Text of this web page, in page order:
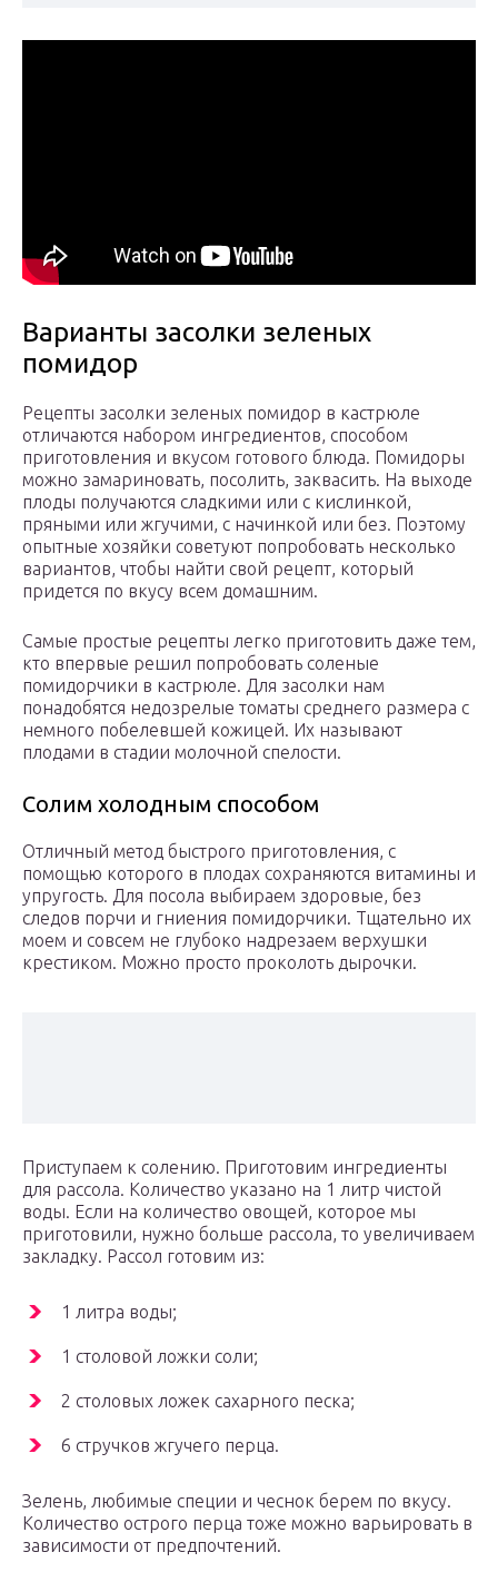
Варианты засолки зеленых
помидор
Рецепты засолки зеленых помидор в кастрюле
отличаются набором ингредиентов, способом
приготовления и вкусом готового блюда. Помидоры
можно замариновать, посолить, заквасить. На выходе
плоды получаются сладкими или с кислинкой,
пряными или жгучими, с начинкой или без. Поэтому
опытные хозяйки советуют попробовать несколько
вариантов, чтобы найти свой рецепт, который
придется по вкусу всем домашним.
Самые простые рецепты легко приготовить даже тем,
кто впервые решил попробовать соленые
помидорчики в кастрюле. Для засолки нам
понадобятся недозрелые томаты среднего размера с
немного побелевшей кожицей. Их называют
плодами в стадии молочной спелости.
Солим холодным способом
Отличный метод быстрого приготовления, с
помощью которого в плодах сохраняются витамины и
упругость. Для посола выбираем здоровые, без
следов порчи и гниения помидорчики. Тщательно их
моем и совсем не глубоко надрезаем верхушки
крестиком. Можно просто проколоть дырочки.
Приступаем к солению. Приготовим ингредиенты
для рассола. Количество указано на 1 литр чистой
воды. Если на количество овощей, которое мы
приготовили, нужно больше рассола, то увеличиваем
закладку. Рассол готовим из:
1 литра воды;
1 столовой ложки соли;
2 столовых ложек сахарного песка;
6 стручков жгучего перца.
Зелень, любимые специи и чеснок берем по вкусу.
Количество острого перца тоже можно варьировать в
зависимости от предпочтений.